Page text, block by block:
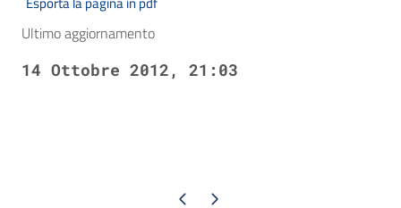
Ultimo aggiornamento
14 Ottobre 2012, 21:03
Pagina precedente
Pagina successiva